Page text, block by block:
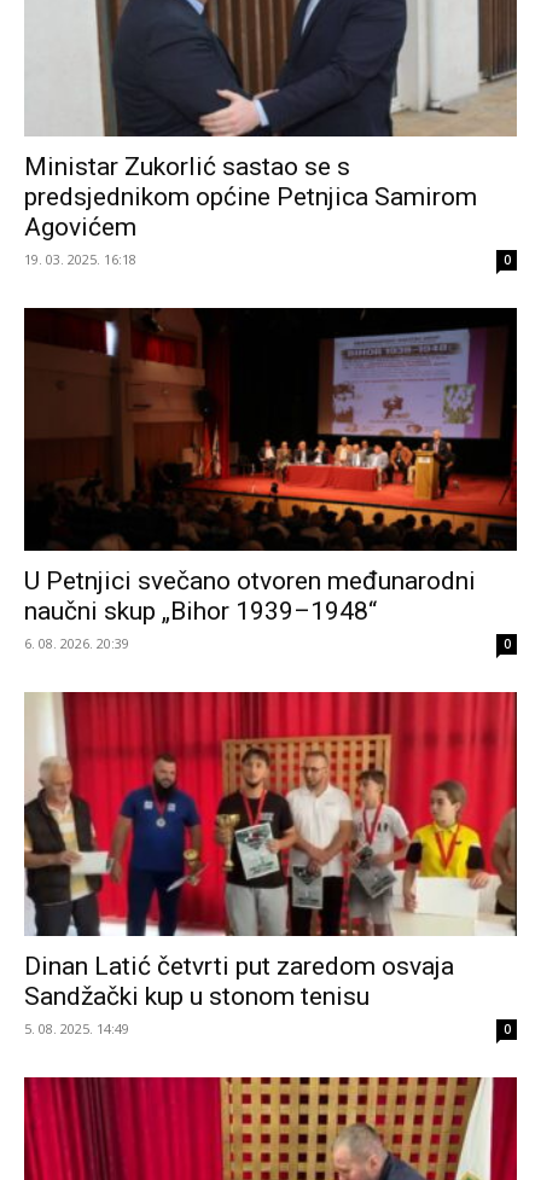
Ministar Zukorlić sastao se s
predsjednikom općine Petnjica Samirom
Agovićem
19. 03. 2025. 16:18 0
U Petnjici svečano otvoren međunarodni
naučni skup „Bihor 1939–1948“
6. 08. 2026. 20:39 0
Dinan Latić četvrti put zaredom osvaja
Sandžački kup u stonom tenisu
5. 08. 2025. 14:49 0